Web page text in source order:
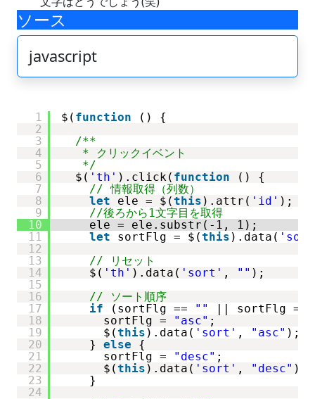
ソース
javascript
1
2
3
4
5
6
7
8
9
10
11
12
13
14
15
16
17
18
19
20
21
22
23
24
$( function
() {
/**
* クリックイベント
*/
$( 'th' ).click( function
() {
// 情報取得（列数）
let
ele = $(this ).attr( 'id' );
//後ろから1文字目を取得
ele = ele.substr(-1, 1);
let
sortFlg = $(this ).data(
// リセット
$( 'th' ).data( 'sort' , "" );
// ソート順序
if
(sortFlg == "" || sortFlg ==
sortFlg =
"asc" ;
$(this ).data( 'sort' , "asc" );
} else
{
sortFlg =
"desc" ;
$(this ).data( 'sort' , "desc" );
}